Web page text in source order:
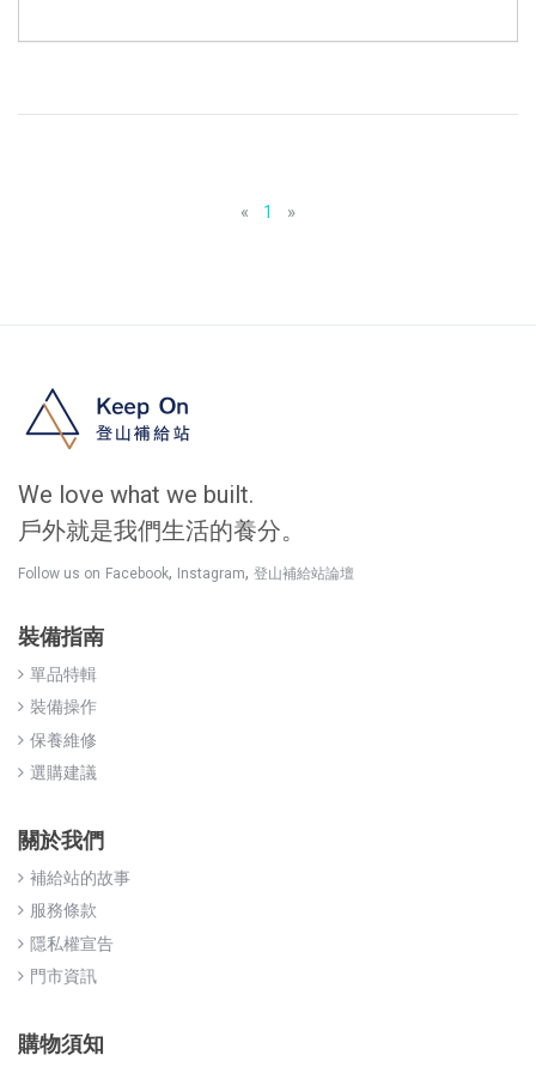
« 1 »
We love what we built.
戶外就是我們生活的養分。
Follow us on Facebook, Instagram, 登山補給站論壇
裝備指南
單品特輯
裝備操作
保養維修
選購建議
關於我們
補給站的故事
服務條款
隱私權宣告
門市資訊
購物須知